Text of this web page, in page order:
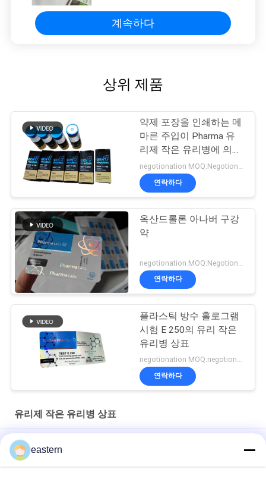
계속하다
상위 제품
약제 포장을 인쇄하는 메
마른 주입이 Pharma 유
리제 작은 유리병에 의하
여 레테르를 붙입니다
연락하다
옥산드롤론 아나버 구강
약
연락하다
플라스틱 방수 홀로그램
시험 E 250의 유리 작은
유리병 상표
negotionation MOQ:negotionation
연락하다
유리제 작은 유리병 상표
Somatropin HG 176-191 2mlx10 레이블이 있는 유리 바이알
전 세트 Paer Instrution를 가진 tren 아세테이트 작은 유리병 작은
eastern